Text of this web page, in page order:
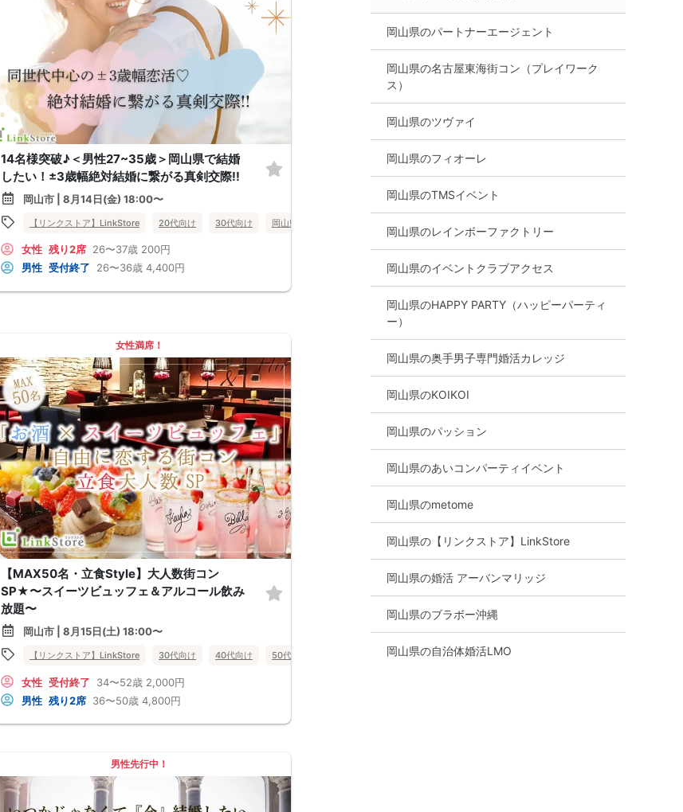
14名様突破♪＜男性27~35歳＞岡山県で結婚
したい！±3歳幅絶対結婚に繋がる真剣交際!!
岡山市 | 8月14日(金) 18:00〜
【リンクストア】LinkStore 20代向け 30代向け 岡山県
女性 残り2席 26〜37歳 200円
男性 受付終了 26〜36歳 4,400円
岡山市
女性満席！
【MAX50名・立食Style】大人数街コン
SP★〜スイーツビュッフェ＆アルコール飲み
放題〜
岡山市 | 8月15日(土) 18:00〜
【リンクストア】LinkStore 30代向け 40代向け 50代向け 岡山県 岡山市
女性 受付終了 34〜52歳 2,000円
男性 残り2席 36〜50歳 4,800円
男性先行中！
岡山県のパートナーエージェント
岡山県の名古屋東海街コン（プレイワーク
ス）
岡山県のツヴァイ
岡山県のフィオーレ
岡山県のTMSイベント
岡山県のレインボーファクトリー
岡山県のイベントクラブアクセス
岡山県のHAPPY PARTY（ハッピーパーティ
ー）
岡山県の奥手男子専門婚活カレッジ
岡山県のKOIKOI
岡山県のパッション
岡山県のあいコンパーティイベント
岡山県のmetome
岡山県の【リンクストア】LinkStore
岡山県の婚活 アーバンマリッジ
岡山県のブラボー沖縄
岡山県の自治体婚活LMO